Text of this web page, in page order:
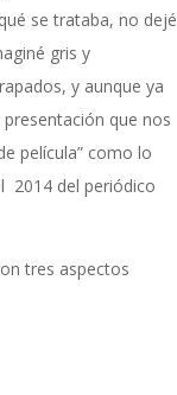
se trataba, no dejé
gris y
y aunque ya
que nos
película” como lo
2014 del periódico
tres aspectos